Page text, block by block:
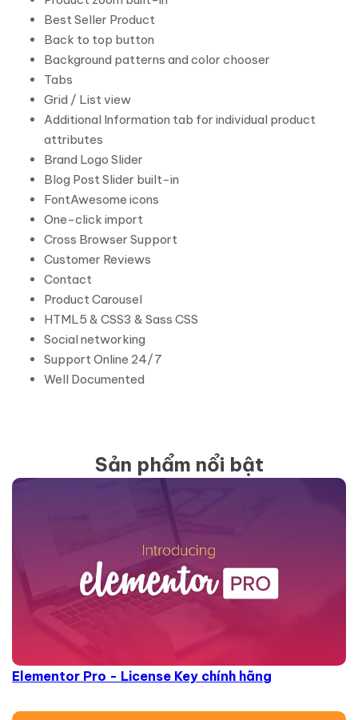
Best Seller Product
Back to top button
Background patterns and color chooser
Tabs
Grid / List view
Additional Information tab for individual product
attributes
Brand Logo Slider
Blog Post Slider built-in
FontAwesome icons
One-click import
Cross Browser Support
Customer Reviews
Contact
Product Carousel
HTML5 & CSS3 & Sass CSS
Social networking
Support Online 24/7
Well Documented
Sản phẩm nổi bật
Elementor Pro - License Key chính hãng